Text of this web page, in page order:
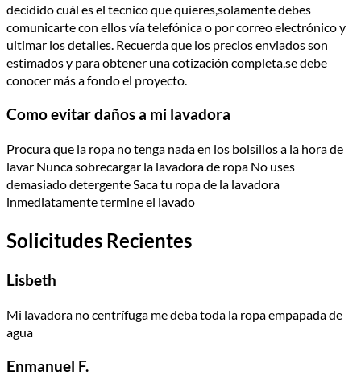
decidido cuál es el tecnico que quieres,solamente debes
comunicarte con ellos vía telefónica o por correo electrónico y
ultimar los detalles. Recuerda que los precios enviados son
estimados y para obtener una cotización completa,se debe
conocer más a fondo el proyecto.
Como evitar daños a mi lavadora
Procura que la ropa no tenga nada en los bolsillos a la hora de
lavar Nunca sobrecargar la lavadora de ropa No uses
demasiado detergente Saca tu ropa de la lavadora
inmediatamente termine el lavado
Solicitudes Recientes
Lisbeth
Mi lavadora no centrífuga me deba toda la ropa empapada de
agua
Enmanuel F.